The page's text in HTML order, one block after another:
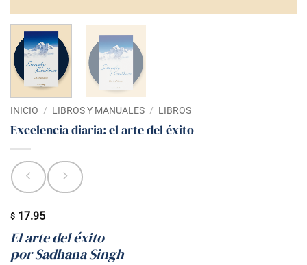
INICIO / LIBROS Y MANUALES / LIBROS
Excelencia diaria: el arte del éxito
$ 17.95
El arte del éxito
por Sadhana Singh